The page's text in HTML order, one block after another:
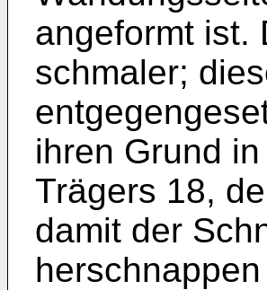
angeformt ist.
schmaler;
ihren Grund
Trägers 18,
damit der